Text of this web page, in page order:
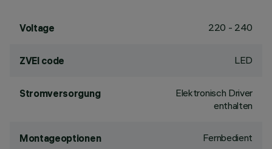
Voltage 220 - 240
ZVEI code LED
Stromversorgung
Elektronisch Driver
enthalten
Montageoptionen Fernbedient